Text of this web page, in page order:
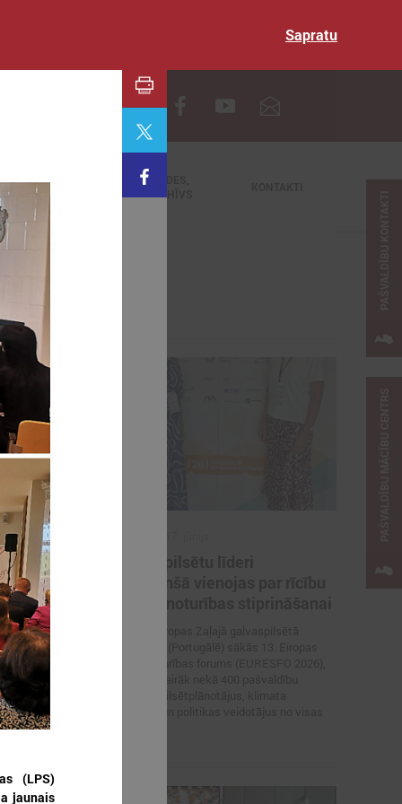
Sapratu
EN
NODERĪGI
TIEŠRAIDES,
ar
veltītai
padome
un
sadarbības
(LPS)
jaunais